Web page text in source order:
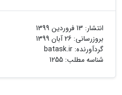
انتشار: 13 فروردین 1399
بروزرسانی: 26 آبان 1399
گردآورنده: batask.ir
شناسه مطلب: 1255